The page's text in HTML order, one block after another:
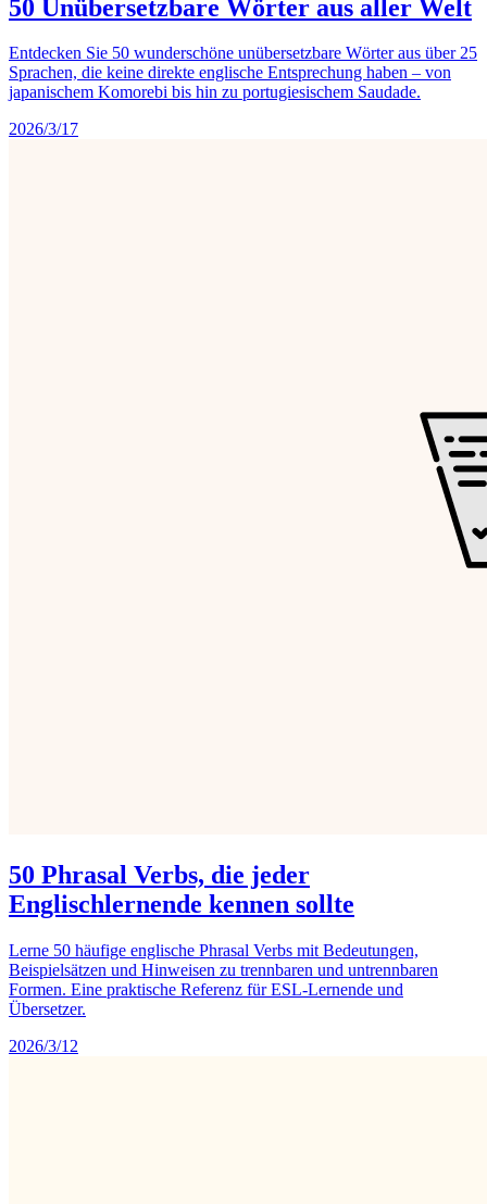
50 Unübersetzbare Wörter aus aller Welt
Entdecken Sie 50 wunderschöne unübersetzbare Wörter aus über 25
Sprachen, die keine direkte englische Entsprechung haben – von
japanischem Komorebi bis hin zu portugiesischem Saudade.
2026/3/17
50 Phrasal Verbs, die jeder
Englischlernende kennen sollte
Lerne 50 häufige englische Phrasal Verbs mit Bedeutungen,
Beispielsätzen und Hinweisen zu trennbaren und untrennbaren
Formen. Eine praktische Referenz für ESL-Lernende und
Übersetzer.
2026/3/12